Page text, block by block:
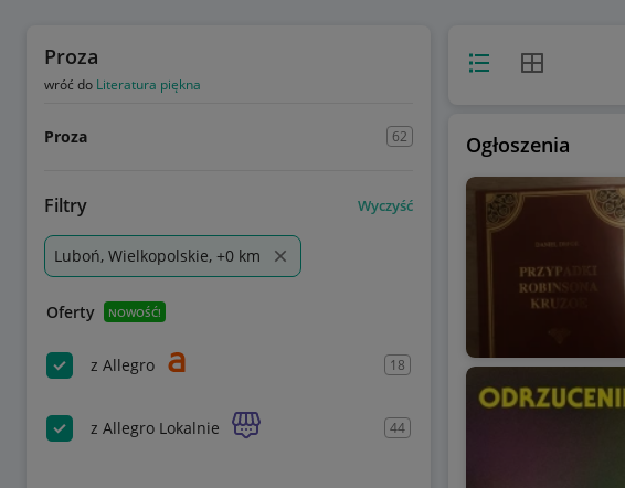
Proza
wróć do Literatura piękna
Proza 62
Filtry Wyczyść
Luboń, Wielkopolskie, +0 km
Oferty NOWOŚĆ!
z Allegro 18
z Allegro Lokalnie 44
Widok listyWidok siatki
Ogłoszenia